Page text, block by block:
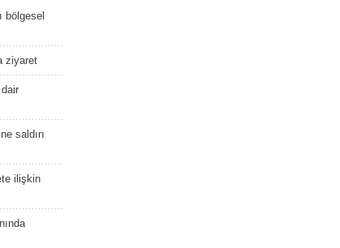
bölgesel
ziyaret
saldırı
ilişkin